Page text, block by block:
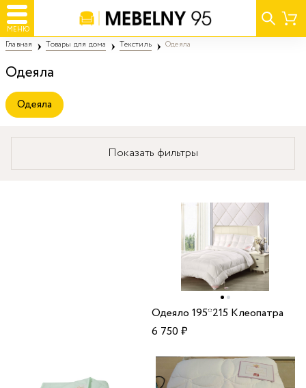
МЕНЮ
Главная Товары для дома Текстиль Одеяла
Одеяла
Одеяла
Показать фильтры
Одеяло 195*215 Клеопатра
6 750₽